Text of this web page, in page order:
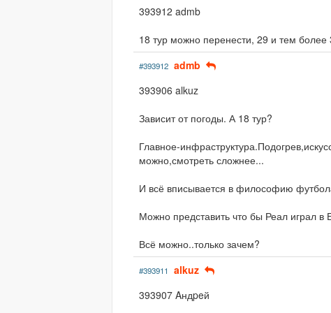
393912 admb
18 тур можно перенести, 29 и тем более
#393912 admb
393906 alkuz
Зависит от погоды. А 18 тур?
Главное-
можно,смотреть сложнее...
И всё вписывается в философию
Можно представить что бы Реал играл
Всё можно..только зачем?
#393911 alkuz
393907 Aндpeй